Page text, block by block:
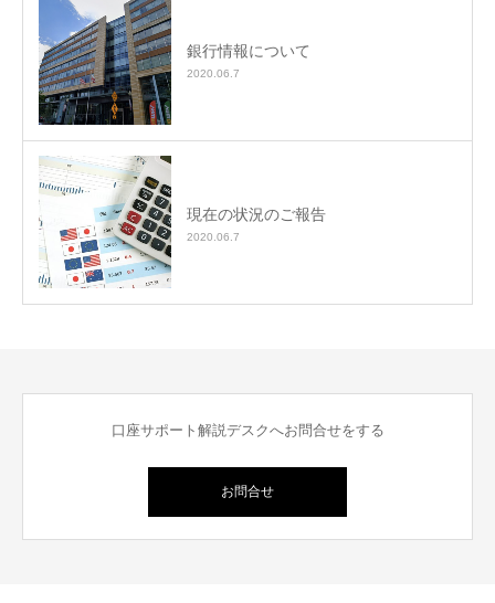
銀行情報について
2020.06.7
現在の状況のご報告
2020.06.7
口座サポート解説デスクへお問合せをする
お問合せ